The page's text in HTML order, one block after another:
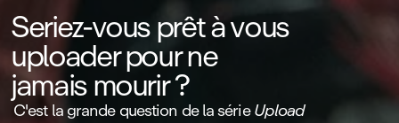
Seriez‑vous prêt à vous
uploader pour ne
jamais mourir ?
C'est la grande question de la sérieUpload